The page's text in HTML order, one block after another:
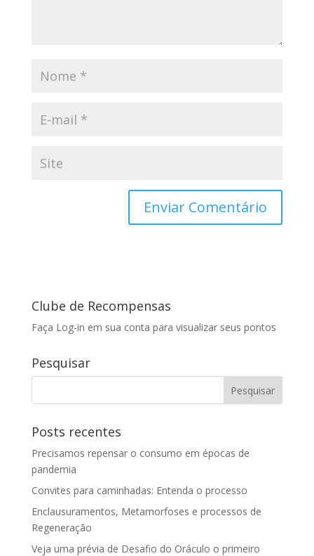
Clube de Recompensas
Faça Log-in em sua conta para visualizar seus pontos
Pesquisar
Posts recentes
Precisamos repensar o consumo em épocas de
pandemia
Convites para caminhadas: Entenda o processo
Enclausuramentos, Metamorfoses e processos de
Regeneração
Veja uma prévia de Desafio do Oráculo o primeiro